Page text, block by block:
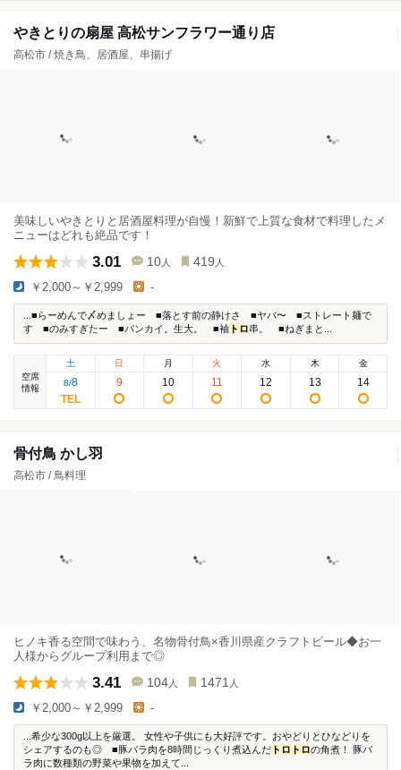
やきとりの扇屋 高松サンフラワー通り店
高松市 / 焼き鳥、居酒屋、串揚げ
美味しいやきとりと居酒屋料理が自慢！新鮮で上質な食材で料理したメ
ニューはどれも絶品です！
3.01 10 人 419 人
￥2,000～￥2,999 -
...■らーめんで〆めましょー ■落とす前の静けさ ■ヤバ〜 ■ストレート麺で
す ■のみすぎたー ■パンカイ。生大。 ■袖 トロ串。 ■ねぎまと...
空席
情報
土
8/8
日
9
月
10
火
11
水
12
木
13
金
14
骨付鳥 かし羽
高松市 / 鳥料理
ヒノキ香る空間で味わう、名物骨付鳥×香川県産クラフトビール◆お一
人様からグループ利用まで◎
3.41 104 人 1471 人
￥2,000～￥2,999 -
...希少な300g以上を厳選。 女性や子供にも大好評です。おやどりとひなどりを
シェアするのも◎ ■豚バラ肉を8時間じっくり煮込んだ トロ トロの角煮！ 豚バ
ラ肉に数種類の野菜や果物を加えて...